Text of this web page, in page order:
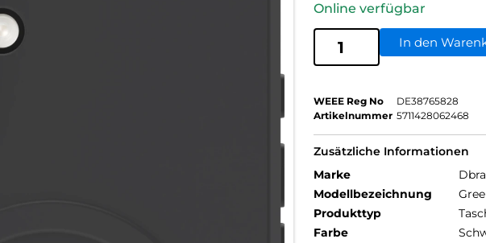
Online verfügbar
In den
WEEE Reg No
DE38765828
Artikelnummer 5711428062468
Zusätzliche Informationen
Marke
Modellbezeichnung
Produkttyp
Farbe